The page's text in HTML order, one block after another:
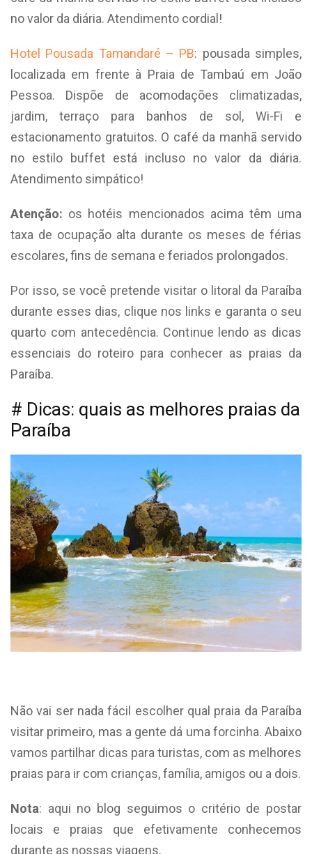
no valor da diária. Atendimento cordial!
Hotel Pousada Tamandaré – PB: pousada simples,
localizada em frente à Praia de Tambaú em João
Pessoa. Dispõe de acomodações climatizadas,
jardim, terraço para banhos de sol, Wi-Fi e
estacionamento gratuitos. O café da manhã servido
no estilo buffet está incluso no valor da diária.
Atendimento simpático!
Atenção: os hotéis mencionados acima têm uma
taxa de ocupação alta durante os meses de férias
escolares, fins de semana e feriados prolongados.
Por isso, se você pretende visitar o litoral da Paraíba
durante esses dias, clique nos links e garanta o seu
quarto com antecedência. Continue lendo as dicas
essenciais do roteiro para conhecer as praias da
Paraíba.
# Dicas: quais as melhores praias da
Paraíba
Não vai ser nada fácil escolher qual praia da Paraíba
visitar primeiro, mas a gente dá uma forcinha. Abaixo
vamos partilhar dicas para turistas, com as melhores
praias para ir com crianças, família, amigos ou a dois.
Nota: aqui no blog seguimos o critério de postar
locais e praias que efetivamente conhecemos
durante as nossas viagens.